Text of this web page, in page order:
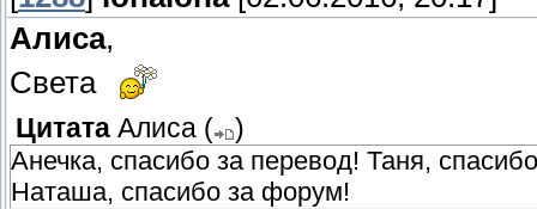
Алиса,
Света
Цитата Алиса (
)
Анечка, спасибо за перевод! Таня,
Наташа, спасибо за форум!